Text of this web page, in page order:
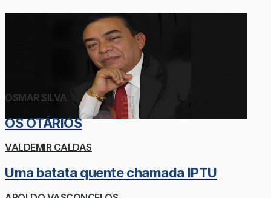
OSMAR SILVA
OS OTÁRIOS
VALDEMIR CALDAS
Uma batata quente chamada IPTU